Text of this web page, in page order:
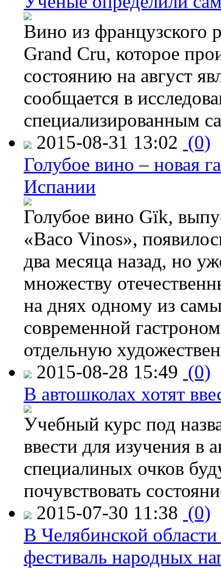
Вино из французского
Grand Cru, которое
состоянию на август
сообщается в
специализированным
2015-08-31 13:02 (0)
Голубое вино – новая
Испании
Голубое вино Gïk,
«Baco Vinos»,
два месяца назад, но
множеству
на днях одному из
современной
отдельную
2015-08-28 15:49 (0)
В автошколах хотят
Учебный курс под
ввести для изучения
специалиных очков
почувствовать
2015-07-30 11:38 (0)
В Челябинской
фестиваль народных